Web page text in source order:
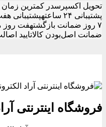
تحویل اکسپرسدر کمترین زمان
پشتیبانی ۲۴ ساعته
پشتیبانی
۷ روز ضمانت بازگشت
هفت روز
ضمانت اصل‌بودن کالاتایید
فروشگاه اینترنتی